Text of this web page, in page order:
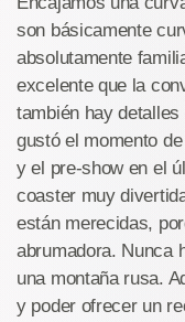
son básicamente
absolutamente
excelente que la
también hay
gustó el momento
y el pre-show en el
coaster muy
están merecidas,
abrumadora. Nunca
una montaña rusa.
y poder ofrecer un